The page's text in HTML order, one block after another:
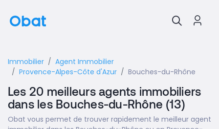
Immobilier
Agent Immobilier
Provence-Alpes-Côte d'Azur
Bouches-du-Rhône
Les 20 meilleurs agents immobiliers
dans les Bouches-du-Rhône (13)
Obat vous permet de trouver rapidement le meilleur agent